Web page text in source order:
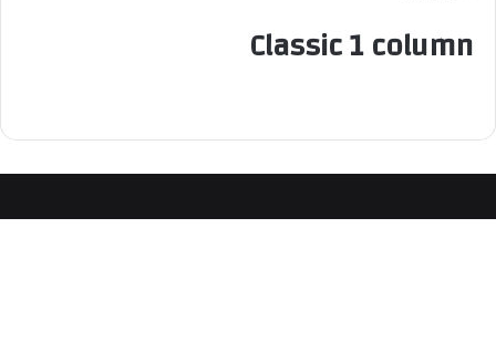
Classic 1 column